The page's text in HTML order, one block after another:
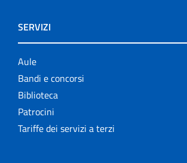
SERVIZI
Aule
Bandi e concorsi
Biblioteca
Patrocini
Tariffe dei servizi a terzi